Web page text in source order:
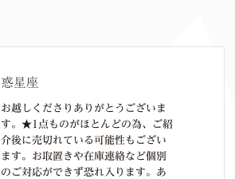
惑星座
お越しくださりありがとうございま
す。★1点ものがほとんどの為、ご紹
介後に売切れている可能性もござい
ます。お取置きや在庫連絡など個別
のご対応ができず恐れ入ります。あ